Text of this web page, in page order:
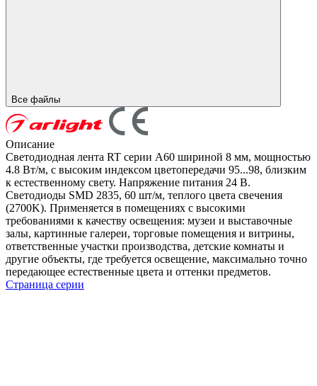
Все файлы
Описание
Светодиодная лента RT серии A60 шириной 8 мм, мощностью
4.8 Вт/м, с высоким индексом цветопередачи 95...98, близким
к естественному свету. Напряжение питания 24 В.
Светодиоды SMD 2835, 60 шт/м, теплого цвета свечения
(2700K). Применяется в помещениях с высокими
требованиями к качеству освещения: музеи и выставочные
залы, картинные галереи, торговые помещения и витрины,
ответственные участки производства, детские комнаты и
другие объекты, где требуется освещение, максимально точно
передающее естественные цвета и оттенки предметов.
Страница серии